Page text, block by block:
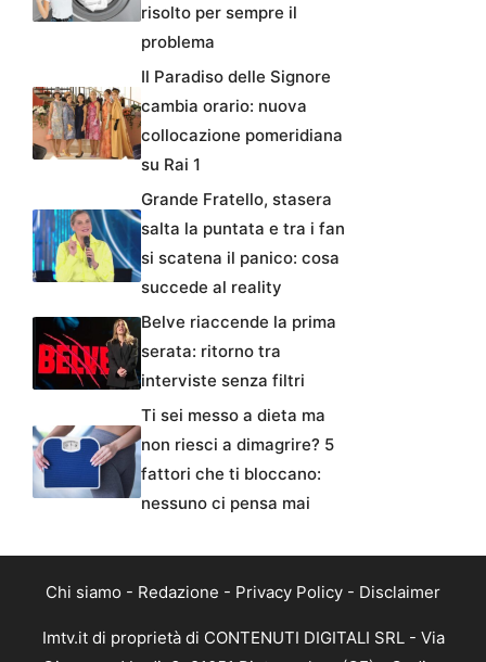
risolto per sempre il
problema
Il Paradiso delle Signore
cambia orario: nuova
collocazione pomeridiana
su Rai 1
Grande Fratello, stasera
salta la puntata e tra i fan
si scatena il panico: cosa
succede al reality
Belve riaccende la prima
serata: ritorno tra
interviste senza filtri
Ti sei messo a dieta ma
non riesci a dimagrire? 5
fattori che ti bloccano:
nessuno ci pensa mai
Chi siamo - Redazione - Privacy Policy - Disclaimer
Imtv.it di proprietà di CONTENUTI DIGITALI SRL - Via